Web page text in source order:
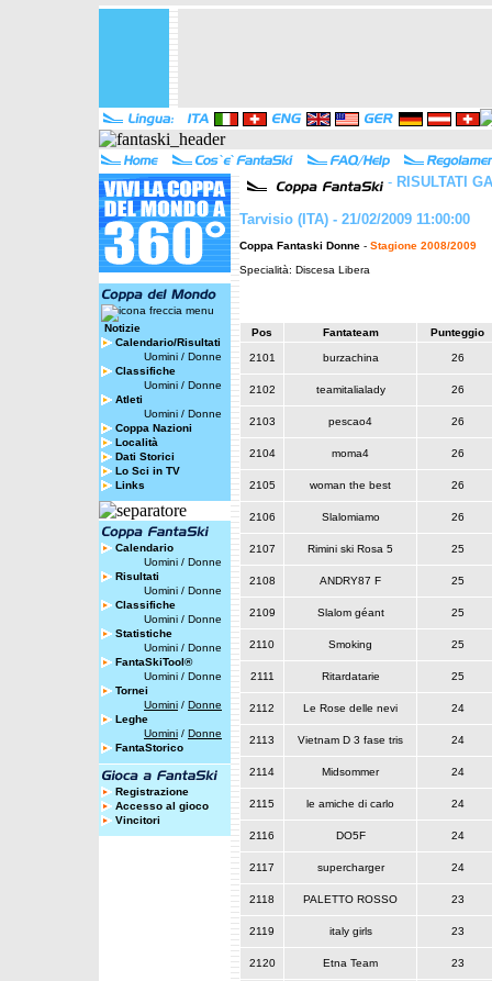
Notizie
Calendario/Risultati
Uomini / Donne
Classifiche
Uomini / Donne
Atleti
Uomini / Donne
Coppa Nazioni
Località
Dati Storici
Lo Sci in TV
Links
Calendario
Uomini / Donne
Risultati
Uomini / Donne
Classifiche
Uomini / Donne
Statistiche
Uomini / Donne
FantaSkiTool®
Uomini / Donne
Tornei
Uomini / Donne
Leghe
Uomini / Donne
FantaStorico
Registrazione
Accesso al gioco
Vincitori
- RISULTATI
Tarvisio (ITA) - 21/02/2009 11:00:00
Coppa Fantaski Donne - Stagione 2008/2009
Specialità: Discesa Libera
Pos Fantateam Punteggio
2101 burzachina 26
2102 teamitalialady 26
2103 pescao4 26
2104 moma4 26
2105 woman the best 26
2106 Slalomiamo 26
2107 Rimini ski Rosa 5 25
2108 ANDRY87 F 25
2109 Slalom géant 25
2110 Smoking 25
2111 Ritardatarie 25
2112 Le Rose delle nevi 24
2113 Vietnam D 3 fase tris 24
2114 Midsommer 24
2115 le amiche di carlo 24
2116 DO5F 24
2117 supercharger 24
2118 PALETTO ROSSO 23
2119 italy girls 23
2120 Etna Team 23